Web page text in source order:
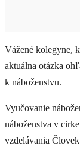
Vážené kolegyne,
aktuálna otázka
k náboženstvu.
Vyučovanie
náboženstva v
vzdelávania